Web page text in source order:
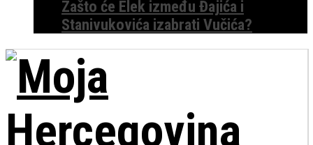
Zašto će Elek između Đajića i
Stanivukovića izabrati Vučića?